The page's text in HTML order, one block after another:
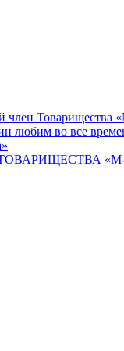
член Товарищества
любим во все
«М-